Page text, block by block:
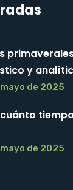
y
de 2025
de 2025